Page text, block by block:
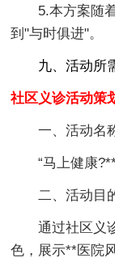
5.本方案随着
到"与时俱进"。
九、活动所
社区义诊活动策
一、活动名
“马上健康?**
二、活动目
通过社区义诊
色，展示**医院